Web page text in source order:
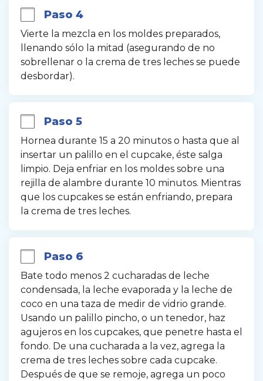
Paso 4
Vierte la mezcla en los moldes preparados,
llenando sólo la mitad (asegurando de no
sobrellenar o la crema de tres leches se puede
desbordar).
Paso 5
Hornea durante 15 a 20 minutos o hasta que al
insertar un palillo en el cupcake, éste salga
limpio. Deja enfriar en los moldes sobre una
rejilla de alambre durante 10 minutos. Mientras
que los cupcakes se están enfriando, prepara
la crema de tres leches.
Paso 6
Bate todo menos 2 cucharadas de leche
condensada, la leche evaporada y la leche de
coco en una taza de medir de vidrio grande.
Usando un palillo pincho, o un tenedor, haz
agujeros en los cupcakes, que penetre hasta el
fondo. De una cucharada a la vez, agrega la
crema de tres leches sobre cada cupcake.
Después de que se remoje, agrega un poco